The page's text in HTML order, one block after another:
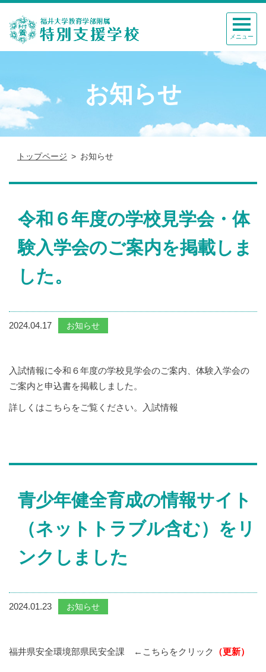
メニュー
お知らせ
トップページ お知らせ
令和６年度の学校見学会・体
験入学会のご案内を掲載しま
した。
2024.04.17 お知らせ
入試情報に令和６年度の学校見学会のご案内、体験入学会の
ご案内と申込書を掲載しました。
詳しくはこちらをご覧ください。 入試情報
青少年健全育成の情報サイト
（ネットトラブル含む）をリ
ンクしました
2024.01.23 お知らせ
福井県安全環境部県民安全課 ←こちらをクリック （更新）